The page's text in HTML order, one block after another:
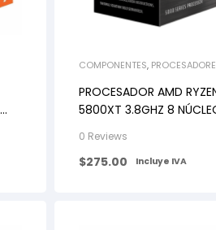
COMPONENTES,
PROCESADOR AMD
5800XT 3.8GHZ 8
0 Reviews
$275.00 Incluye IVA